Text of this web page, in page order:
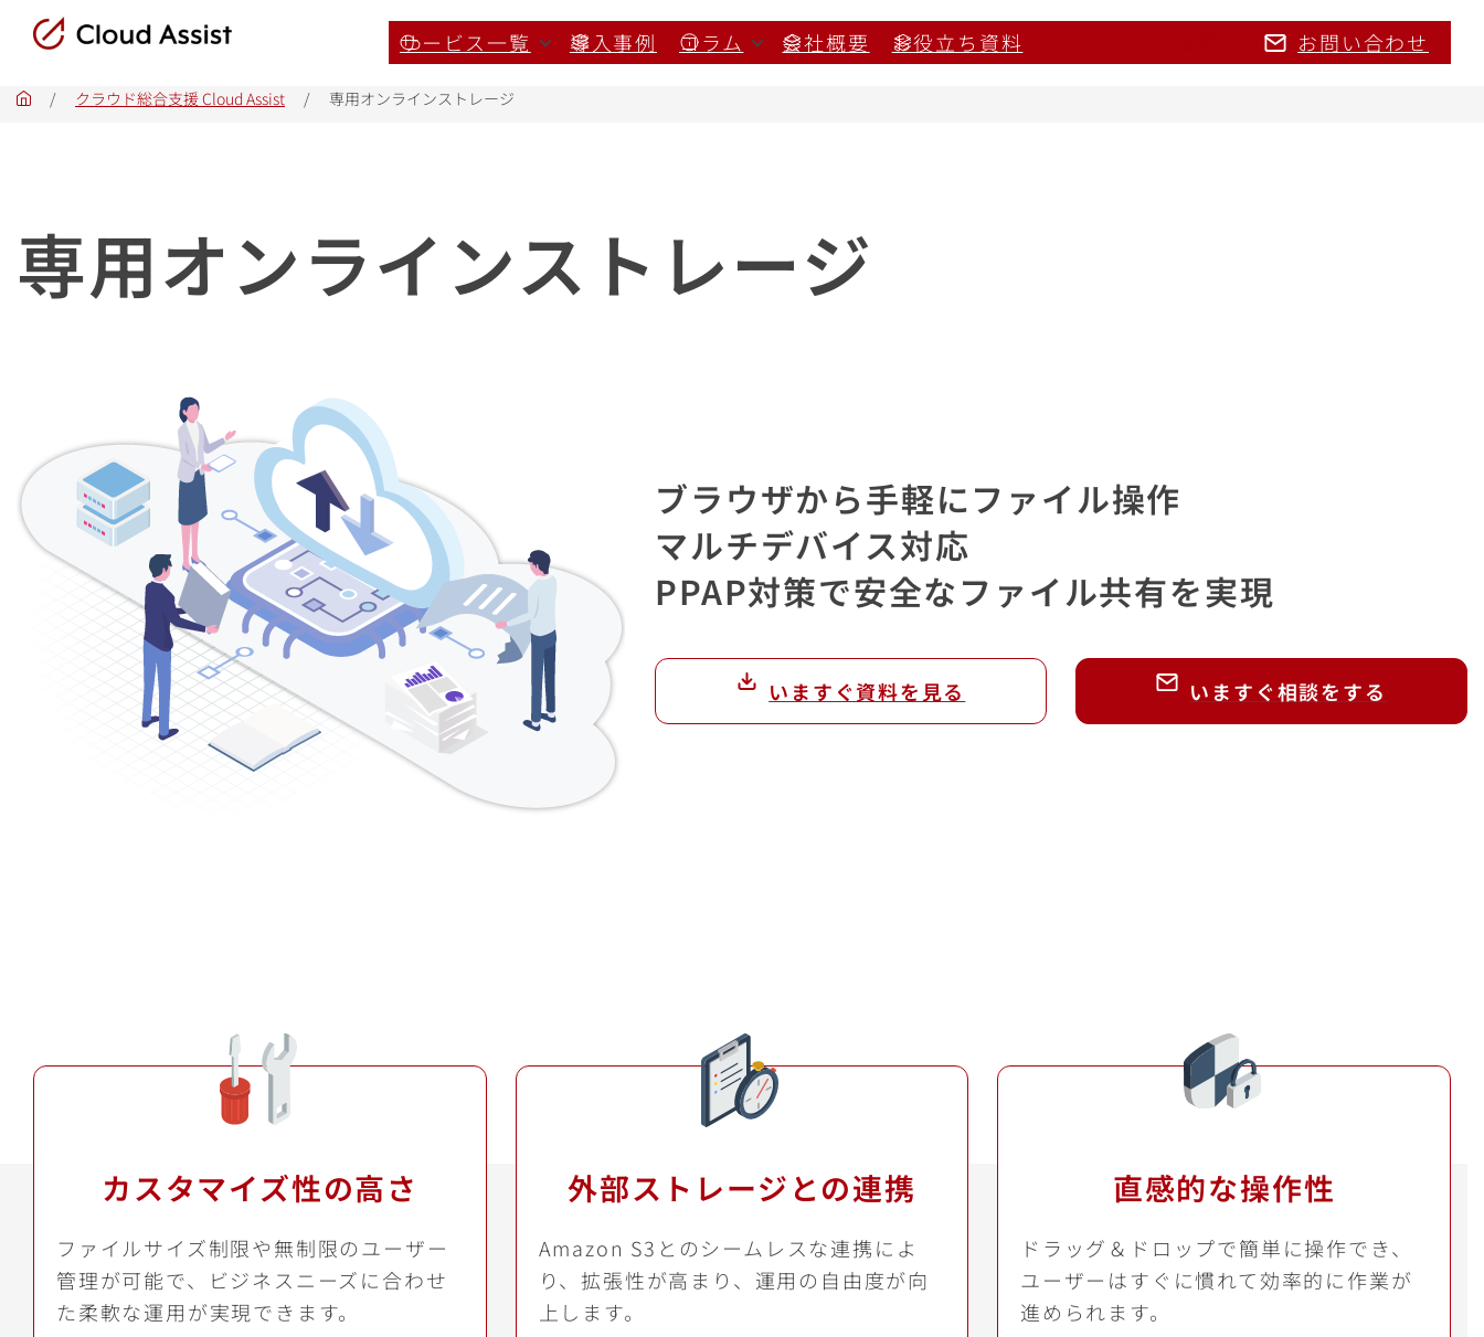
サービス一覧 導入事例 コラム 会社概要 お役立ち資料 お問い合わせ
/ クラウド総合支援 Cloud Assist / 専用オンラインストレージ
専用オンラインストレージ
ブラウザから手軽にファイル操作
マルチデバイス対応
PPAP対策で安全なファイル共有を実現
いますぐ資料を見る いますぐ相談をする
カスタマイズ性の高さ
ファイルサイズ制限や無制限のユーザー
管理が可能で、ビジネスニーズに合わせ
た柔軟な運用が実現できます。
外部ストレージとの連携
Amazon S3とのシームレスな連携によ
り、拡張性が高まり、運用の自由度が向
上します。
直感的な操作性
ドラッグ＆ドロップで簡単に操作でき、
ユーザーはすぐに慣れて効率的に作業が
進められます。